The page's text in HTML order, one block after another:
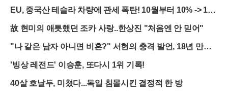
EU, 중국산 테슬라 차량에 관세 폭탄! 10월부터 10% -> 1
9%로 급등
故 현미의 애틋했던 조카 사랑..한상진 "처음엔 안 믿어"
"나 같은 남자 아니면 비혼?" 서현의 충격 발언, 18년 만에
'빙상 레전드' 이승훈, 또다시 1위 기록!
40살 호날두, 미쳤다...독일 침몰시킨 결정적 한 방